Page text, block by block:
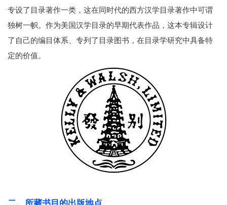
专设了目录著作一类，这在同时代的西方汉学目录著作中可谓
独树一帜。作为美国汉学目录的早期代表作品，这本专辑设计
了自己的编目体系、专列了目录图书，在目录学研究中具备特
定的价值。